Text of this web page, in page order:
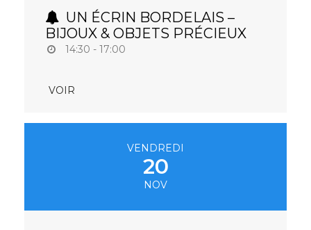
UN ÉCRIN BORDELAIS –
BIJOUX & OBJETS PRÉCIEUX
14:30 - 17:00
VOIR
VENDREDI
20
NOV